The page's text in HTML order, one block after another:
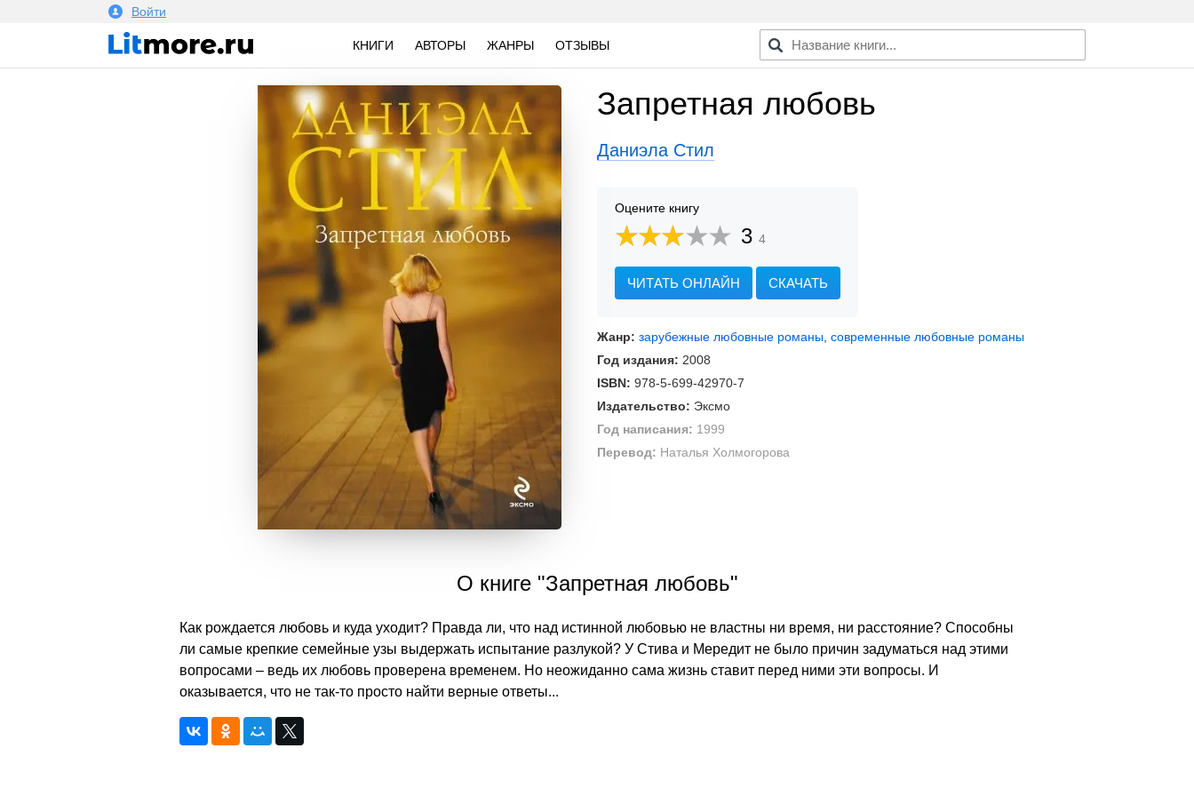
Войти
КНИГИ АВТОРЫ ЖАНРЫ ОТЗЫВЫ
Запретная любовь
Даниэла Стил
Оцените книгу
3 4
ЧИТАТЬ ОНЛАЙН СКАЧАТЬ
Жанр: зарубежные любовные романы современные любовные романы
Год издания: 2008
ISBN: 978-5-699-42970-7
Издательство: Эксмо
Год написания: 1999
Перевод: Наталья Холмогорова
О книге "Запретная любовь"
Как рождается любовь и куда уходит? Правда ли, что над истинной любовью не властны ни время, ни расстояние? Способны
ли самые крепкие семейные узы выдержать испытание разлукой? У Стива и Мередит не было причин задуматься над этими
вопросами – ведь их любовь проверена временем. Но неожиданно сама жизнь ставит перед ними эти вопросы. И
оказывается, что не так-то просто найти верные ответы...